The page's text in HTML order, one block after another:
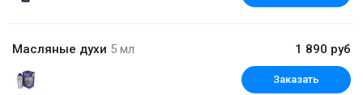
Масляные духи 5 мл 1 890 руб
Заказать